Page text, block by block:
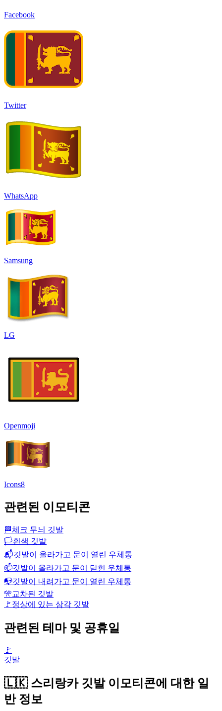
Facebook
Twitter
WhatsApp
Samsung
LG
Openmoji
Icons8
관련된 이모티콘
🏁체크 무늬 깃발
🏳️흰색 깃발
📬깃발이 올라가고 문이 열린 우체통
📫깃발이 올라가고 문이 닫힌 우체통
📭깃발이 내려가고 문이 열린 우체통
🎌교차된 깃발
🚩 정상에 있는 삼각 깃발
관련된 테마 및 공휴일
🚩
깃발
🇱🇰 스리랑카 깃발 이모티콘에 대한 일
반 정보